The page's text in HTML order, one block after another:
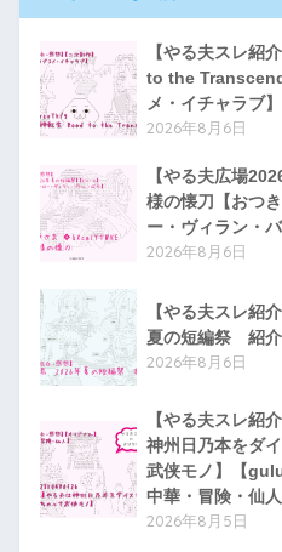
【やる夫スレ紹
to the
メ・イチャラブ】
2026年8月6日
【やる夫広場
様の懐刀【おつ
ー・ヴィラン・
2026年8月6日
【やる夫スレ紹
夏の短編祭 紹
2026年8月6日
【やる夫スレ紹
神州日乃本をダ
武侠モノ】【
中華・冒険・仙人
2026年8月5日